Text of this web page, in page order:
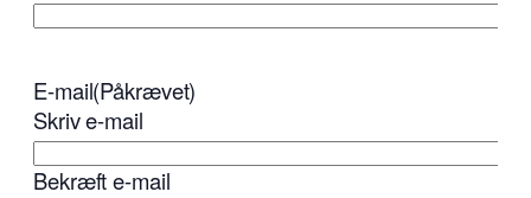
E-mail(Påkrævet)
Skriv e-mail
Bekræft e-mail